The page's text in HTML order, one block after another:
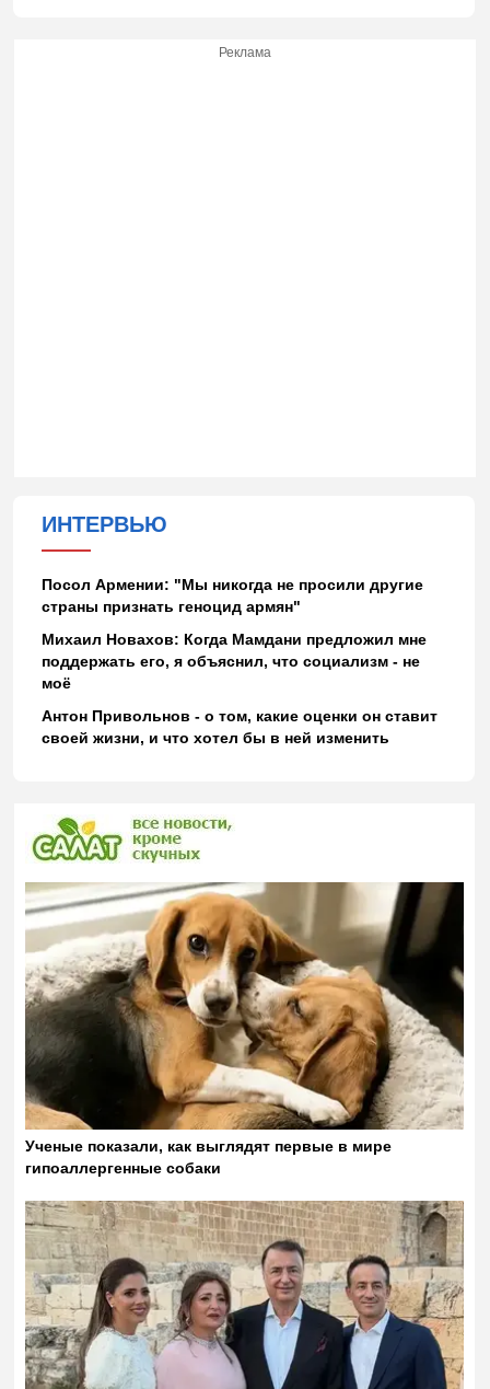
Реклама
ИНТЕРВЬЮ
Посол Армении: "Мы никогда не просили другие
страны признать геноцид армян"
Михаил Новахов: Когда Мамдани предложил мне
поддержать его, я объяснил, что социализм - не
моё
Антон Привольнов - о том, какие оценки он ставит
своей жизни, и что хотел бы в ней изменить